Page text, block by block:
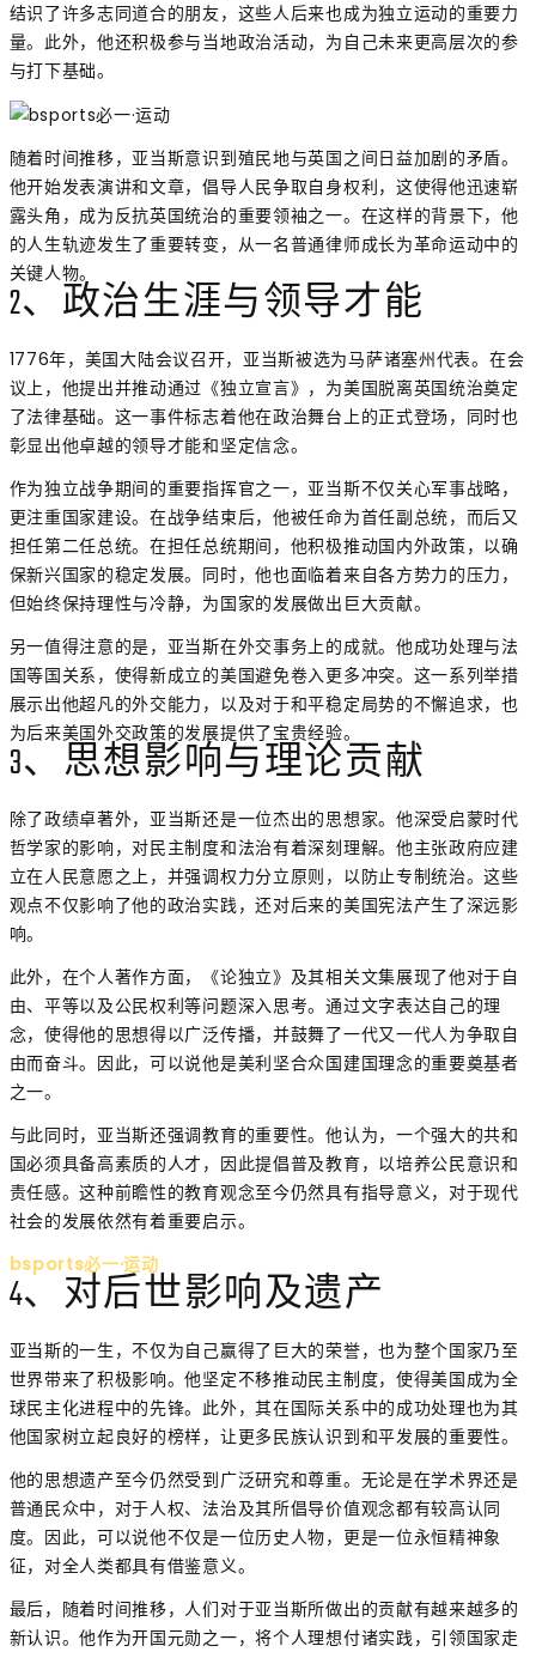
结识了许多志同道合的朋友，这些人后来也成为独立运动的重要力
量。此外，他还积极参与当地政治活动，为自己未来更高层次的参
与打下基础。
随着时间推移，亚当斯意识到殖民地与英国之间日益加剧的矛盾。
他开始发表演讲和文章，倡导人民争取自身权利，这使得他迅速崭
露头角，成为反抗英国统治的重要领袖之一。在这样的背景下，他
的人生轨迹发生了重要转变，从一名普通律师成长为革命运动中的
关键人物。
2、政治生涯与领导才能
1776年，美国大陆会议召开，亚当斯被选为马萨诸塞州代表。在会
议上，他提出并推动通过《独立宣言》，为美国脱离英国统治奠定
了法律基础。这一事件标志着他在政治舞台上的正式登场，同时也
彰显出他卓越的领导才能和坚定信念。
作为独立战争期间的重要指挥官之一，亚当斯不仅关心军事战略，
更注重国家建设。在战争结束后，他被任命为首任副总统，而后又
担任第二任总统。在担任总统期间，他积极推动国内外政策，以确
保新兴国家的稳定发展。同时，他也面临着来自各方势力的压力，
但始终保持理性与冷静，为国家的发展做出巨大贡献。
另一值得注意的是，亚当斯在外交事务上的成就。他成功处理与法
国等国关系，使得新成立的美国避免卷入更多冲突。这一系列举措
展示出他超凡的外交能力，以及对于和平稳定局势的不懈追求，也
为后来美国外交政策的发展提供了宝贵经验。
3、思想影响与理论贡献
除了政绩卓著外，亚当斯还是一位杰出的思想家。他深受启蒙时代
哲学家的影响，对民主制度和法治有着深刻理解。他主张政府应建
立在人民意愿之上，并强调权力分立原则，以防止专制统治。这些
观点不仅影响了他的政治实践，还对后来的美国宪法产生了深远影
响。
此外，在个人著作方面，《论独立》及其相关文集展现了他对于自
由、平等以及公民权利等问题深入思考。通过文字表达自己的理
念，使得他的思想得以广泛传播，并鼓舞了一代又一代人为争取自
由而奋斗。因此，可以说他是美利坚合众国建国理念的重要奠基者
之一。
与此同时，亚当斯还强调教育的重要性。他认为，一个强大的共和
国必须具备高素质的人才，因此提倡普及教育，以培养公民意识和
责任感。这种前瞻性的教育观念至今仍然具有指导意义，对于现代
社会的发展依然有着重要启示。
bsports必一·运动
4、对后世影响及遗产
亚当斯的一生，不仅为自己赢得了巨大的荣誉，也为整个国家乃至
世界带来了积极影响。他坚定不移推动民主制度，使得美国成为全
球民主化进程中的先锋。此外，其在国际关系中的成功处理也为其
他国家树立起良好的榜样，让更多民族认识到和平发展的重要性。
他的思想遗产至今仍然受到广泛研究和尊重。无论是在学术界还是
普通民众中，对于人权、法治及其所倡导价值观念都有较高认同
度。因此，可以说他不仅是一位历史人物，更是一位永恒精神象
征，对全人类都具有借鉴意义。
最后，随着时间推移，人们对于亚当斯所做出的贡献有越来越多的
新认识。他作为开国元勋之一，将个人理想付诸实践，引领国家走